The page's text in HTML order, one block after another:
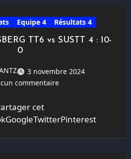
Equipe 4 Résultats 4
TT6 vs SUSTT 4 : 10-
0
3 novembre 2024
commentaire
cet